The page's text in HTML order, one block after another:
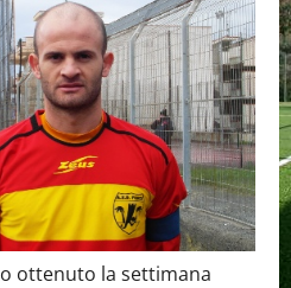
ottenuto la settimana